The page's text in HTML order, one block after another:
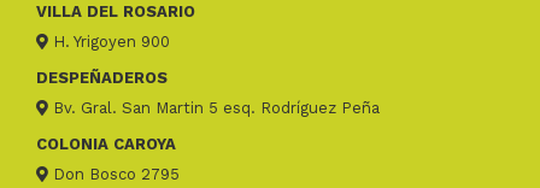
VILLA DEL ROSARIO
H. Yrigoyen 900
DESPEÑADEROS
Bv. Gral. San Martin 5 esq. Rodríguez Peña
COLONIA CAROYA
Don Bosco 2795